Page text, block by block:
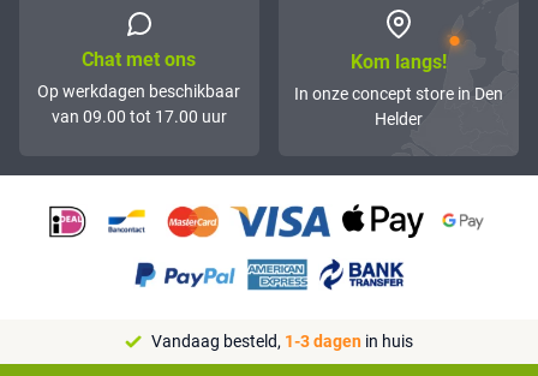
Chat met ons
Op werkdagen beschikbaar
van 09.00 tot 17.00 uur
Kom langs!
In onze concept store in Den
Helder
Vandaag besteld, 1-3 dagen in huis